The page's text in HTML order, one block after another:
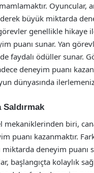
Oyuncular,
büyük miktarda
genellikle hikaye
puanı sunar. Yan
faydalı ödüller sunar.
deneyim puanı
dünyasında
Saldırmak
mekaniklerinden biri,
puanı kazanmaktır.
miktarda deneyim puanı
başlangıçta kolaylık